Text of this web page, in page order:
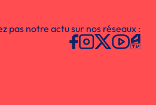
pas notre actu sur nos réseaux :